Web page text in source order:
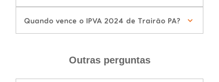
Quando vence o IPVA 2024 de Trairão PA?
Outras perguntas